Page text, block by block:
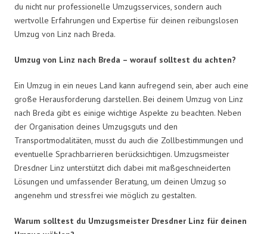
du nicht nur professionelle Umzugsservices, sondern auch
wertvolle Erfahrungen und Expertise für deinen reibungslosen
Umzug von Linz nach Breda.
Umzug von Linz nach Breda – worauf solltest du achten?
Ein Umzug in ein neues Land kann aufregend sein, aber auch eine
große Herausforderung darstellen. Bei deinem Umzug von Linz
nach Breda gibt es einige wichtige Aspekte zu beachten. Neben
der Organisation deines Umzugsguts und den
Transportmodalitäten, musst du auch die Zollbestimmungen und
eventuelle Sprachbarrieren berücksichtigen. Umzugsmeister
Dresdner Linz unterstützt dich dabei mit maßgeschneiderten
Lösungen und umfassender Beratung, um deinen Umzug so
angenehm und stressfrei wie möglich zu gestalten.
Warum solltest du Umzugsmeister Dresdner Linz für deinen